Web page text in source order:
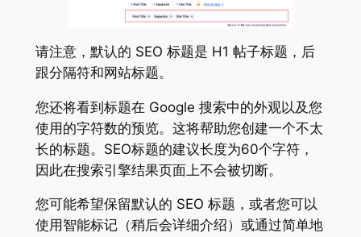
请注意，默认的 SEO 标题是 H1 帖子标题，后
跟分隔符和网站标题。
您还将看到标题在 Google 搜索中的外观以及您
使用的字符数的预览。这将帮助您创建一个不太
长的标题。SEO标题的建议长度为60个字符，
因此在搜索引擎结果页面上不会被切断。
您可能希望保留默认的 SEO 标题，或者您可以
使用智能标记（稍后会详细介绍）或通过简单地